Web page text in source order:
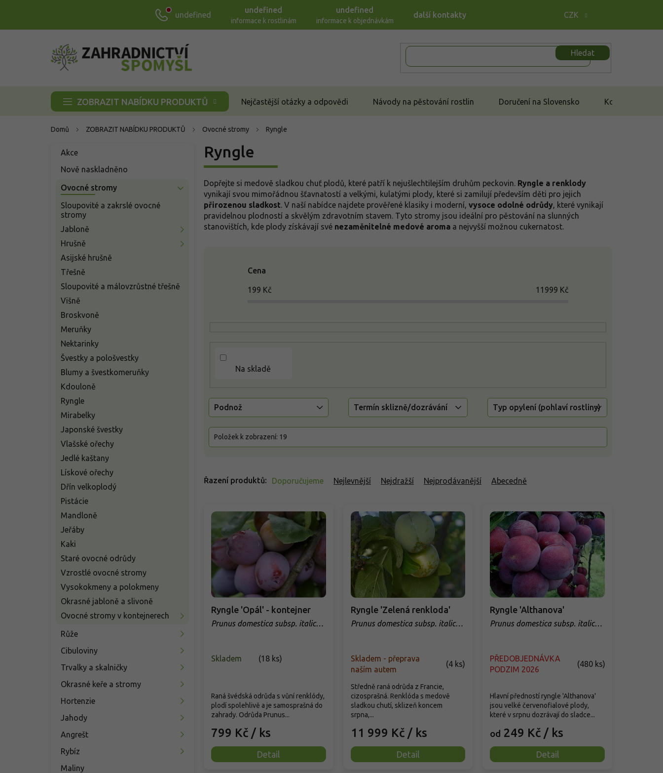
CZK
undefined
undefined
informace k rostlinám
undefined
informace k objednávkám
další kontakty
Hledat
ZOBRAZIT NABÍDKU PRODUKTŮ Nejčastější otázky a odpovědi Návody na pěstování rostlin Doručení na Slovensko Kontakt
Domů ZOBRAZIT NABÍDKU PRODUKTŮ Ovocné stromy Ryngle
Přeskočit
Akce
Nově naskladněno
Ovocné stromy
Sloupovité a zakrslé ovocné
stromy
Jabloně
Hrušně
Asijské hrušně
Třešně
Sloupovité a málovzrůstné třešně
Višně
Broskvoně
Meruňky
Nektarinky
Švestky a pološvestky
Blumy a švestkomeruňky
Kdouloně
Ryngle
Mirabelky
Japonské švestky
Vlašské ořechy
Jedlé kaštany
Lískové ořechy
Dřín velkoplodý
Pistácie
Mandloně
Jeřáby
Kaki
Staré ovocné odrůdy
Vzrostlé ovocné stromy
Vysokokmeny a polokmeny
Okrasné jabloně a slivoně
Ovocné stromy v kontejnerech
Růže
Cibuloviny
Trvalky a skalničky
Okrasné keře a stromy
Hortenzie
Jahody
Angrešt
Rybíz
Maliny
Ryngle
Dopřejte si medově sladkou chuť plodů, které patří k nejušlechtilejším druhům peckovin. Ryngle a renklody
vynikají svou mimořádnou šťavnatostí a velkými, kulatými plody, které si zamilují především děti pro jejich
přirozenou sladkost. V naší nabídce najdete prověřené klasiky i moderní, vysoce odolné odrůdy, které vynikají
pravidelnou plodností a skvělým zdravotním stavem. Tyto stromy jsou ideální pro pěstování na slunných
stanovištích, kde plody získávají své nezaměnitelné medové aroma a nejvyšší možnou cukernatost.
Řazení produktů Doporučujeme Nejlevnější Nejdražší Nejprodávanější Abecedně
Cena
199 Kč 11999 Kč
Na skladě
Podnož Termín sklizně/dozrávání Typ opylení (pohlaví rostliny)
Položek k zobrazení: 19
Ryngle 'Opál' - kontejner
Prunus domestica subsp. italica
Skladem (18 ks)
799 Kč / ks
Detail
Raná švédská odrůda s vůní renklódy,
plodí spolehlivě a je samosprašná do
zahrady. Odrůda Prunus...
Ryngle 'Zelená renkloda'
Prunus domestica subsp. italica
Skladem - přeprava
naším autem
(4 ks)
11 999 Kč / ks
Detail
Středně raná odrůda z Francie,
cizosprašná. Renklóda s medově
sladkou chutí, sklizeň koncem
srpna,...
Ryngle 'Althanova'
Prunus domestica subsp. italica
PŘEDOBJEDNÁVKA
PODZIM 2026
(480 ks)
od 249 Kč / ks
Detail
Hlavní předností ryngle 'Althanova'
jsou velké červenofialové plody,
které v srpnu dozrávají do sladce...